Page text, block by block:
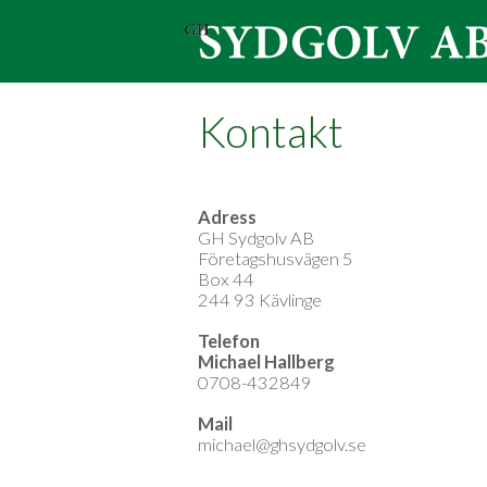
Kontakt
Adress
GH Sydgolv AB
Företagshusvägen 5
Box 44
244 93 Kävlinge
Telefon
​Michael Hallberg
0708-432849
Mail
michael@ghsydgolv.se